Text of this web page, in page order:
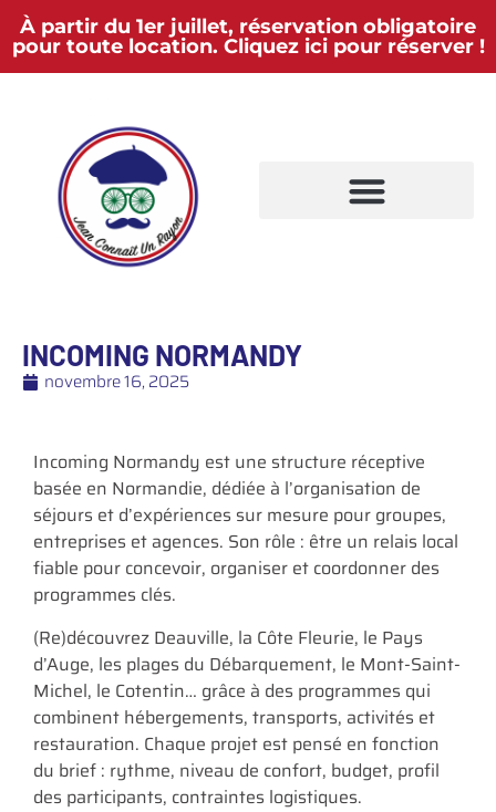
À partir du 1er juillet, réservation obligatoire
pour toute location. Cliquez ici pour réserver !
INCOMING NORMANDY
novembre 16, 2025
Incoming Normandy est une structure réceptive
basée en Normandie, dédiée à l’organisation de
séjours et d’expériences sur mesure pour groupes,
entreprises et agences. Son rôle : être un relais local
fiable pour concevoir, organiser et coordonner des
programmes clés.
(Re)découvrez Deauville, la Côte Fleurie, le Pays
d’Auge, les plages du Débarquement, le Mont-Saint-
Michel, le Cotentin… grâce à des programmes qui
combinent hébergements, transports, activités et
restauration. Chaque projet est pensé en fonction
du brief : rythme, niveau de confort, budget, profil
des participants, contraintes logistiques.